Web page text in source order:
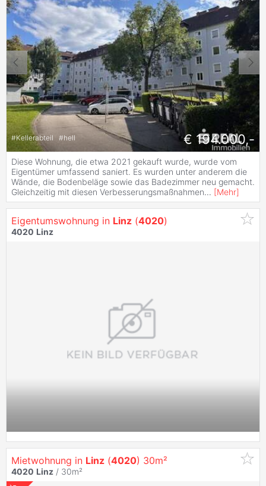
#Kellerabteil #hell € 194.000,-
Diese Wohnung, die etwa 2021 gekauft wurde, wurde vom
Eigentümer umfassend saniert. Es wurden unter anderem die
Wände, die Bodenbeläge sowie das Badezimmer neu gemacht.
Gleichzeitig mit diesen Verbesserungsmaßnahmen... [Mehr]
Eigentumswohnung in Linz (4020)
4020 Linz
Mietwohnung in Linz (4020) 30m²
4020 Linz / 30m²